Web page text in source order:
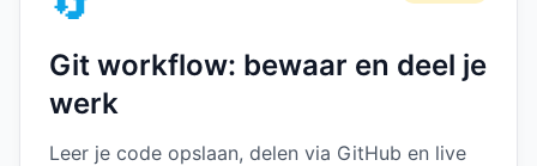
Git workflow: bewaar en deel je
werk
Leer je code opslaan, delen via GitHub en live